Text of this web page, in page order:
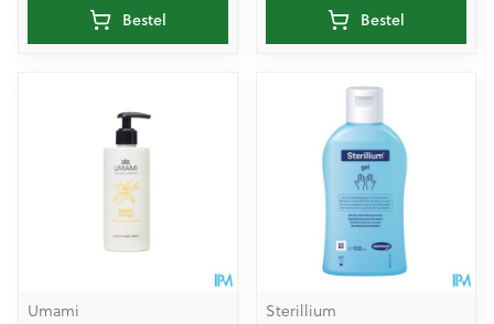
Bestel Bestel
Umami Sterillium